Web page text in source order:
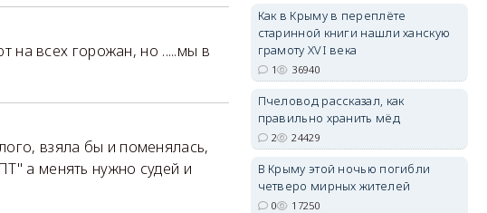
на всех горожан, но .....мы в
взяла бы и поменялась,
а менять нужно судей и
Как в Крыму в переплёте
старинной книги нашли ханскую
грамоту XVI века
1 36940
Пчеловод рассказал, как
правильно хранить мёд
2 24429
В Крыму этой ночью погибли
четверо мирных жителей
0 17250